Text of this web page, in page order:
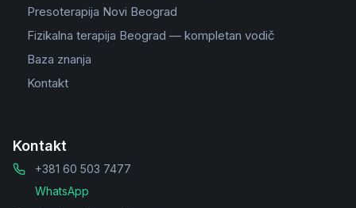
Presoterapija Novi Beograd
Fizikalna terapija Beograd — kompletan vodič
Baza znanja
Kontakt
Kontakt
+381 60 503 7477
WhatsApp